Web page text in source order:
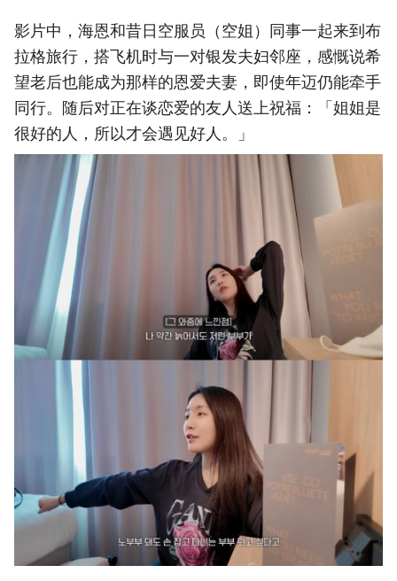
影片中，海恩和昔日空服员（空姐）同事一起来到布
拉格旅行，搭飞机时与一对银发夫妇邻座，感慨说希
望老后也能成为那样的恩爱夫妻，即使年迈仍能牵手
同行。随后对正在谈恋爱的友人送上祝福：「姐姐是
很好的人，所以才会遇见好人。」